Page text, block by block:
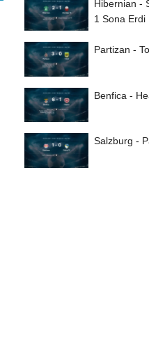
Hibernian -
1 Sona Erdi
Partizan -
Benfica -
Salzburg -